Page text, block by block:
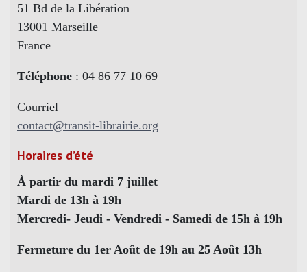
51 Bd de la Libération
13001 Marseille
France
Téléphone : 04 86 77 10 69
Courriel
contact@transit-librairie.org
Horaires d’été
À partir du mardi 7 juillet
Mardi de 13h à 19h
Mercredi- Jeudi - Vendredi - Samedi de 15h à 19h
Fermeture du 1er Août de 19h au 25 Août 13h